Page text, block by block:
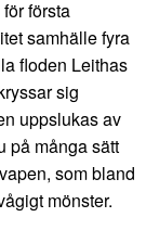
första
samhälle fyra
floden Leithas
sig
uppslukas av
på många sätt
som bland
mönster.